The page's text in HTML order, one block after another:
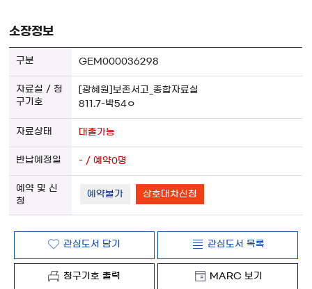
소장정보
GEM000036298
[광혜원]보존서고_종합자료실
811.7-박54ㅇ
대출가능
- / 예약0명
예약불가 상호대차신청
관심도서 담기 관심도서 목록
청구기호 출력 MARC 보기